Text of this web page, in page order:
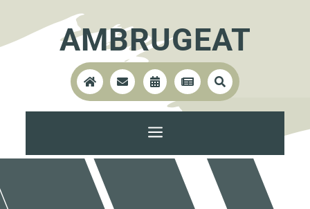
AMBRUGEAT
    
a